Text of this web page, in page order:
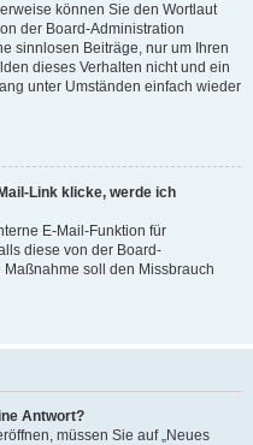
können Sie den Wortlaut
der Board-Administration
sinnlosen Beiträge, nur um Ihren
dieses Verhalten nicht und ein
unter Umständen einfach wieder
Link klicke, werde ich
E-Mail-Funktion für
diese von der Board-
soll den Missbrauch
Antwort?
müssen Sie auf „Neues